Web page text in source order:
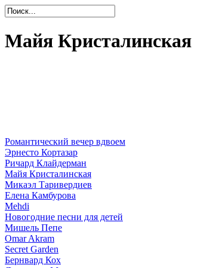
Майя Кристалинская
Романтический вечер вдвоем
Эрнесто Кортазар
Ричард Клайдерман
Майя Кристалинская
Микаэл Таривердиев
Елена Камбурова
Mehdi
Новогодние песни для детей
Мишель Пепе
Omar Akram
Secret Garden
Бернвард Кох